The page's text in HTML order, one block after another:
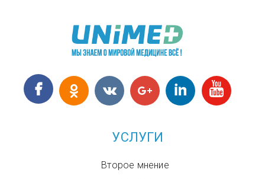
УСЛУГИ
Второе мнение